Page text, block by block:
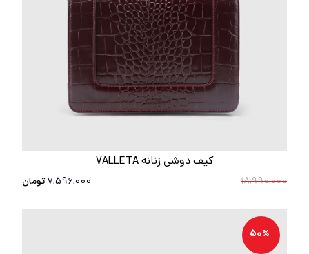
کیف دوشی زنانه VALLETA
18,990,000
7,596,000تومان
50%